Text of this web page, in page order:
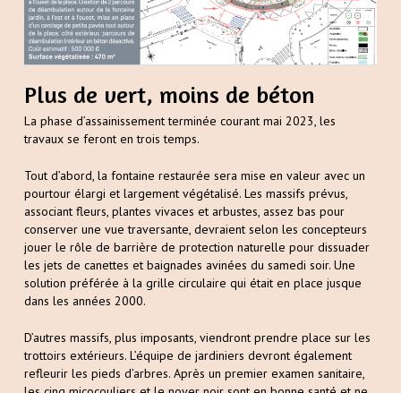
Plus de vert, moins de béton
La phase d’assainissement terminée courant mai 2023, les
travaux se feront en trois temps.
Tout d’abord, la fontaine restaurée sera mise en valeur avec un
pourtour élargi et largement végétalisé. Les massifs prévus,
associant fleurs, plantes vivaces et arbustes, assez bas pour
conserver une vue traversante, devraient selon les concepteurs
jouer le rôle de barrière de protection naturelle pour dissuader
les jets de canettes et baignades avinées du samedi soir. Une
solution préférée à la grille circulaire qui était en place jusque
dans les années 2000.
D’autres massifs, plus imposants, viendront prendre place sur les
trottoirs extérieurs. L’équipe de jardiniers devront également
refleurir les pieds d’arbres. Après un premier examen sanitaire,